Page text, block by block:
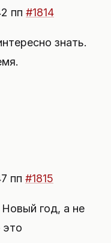
пп #1814
знать.
пп #1815
год, а не